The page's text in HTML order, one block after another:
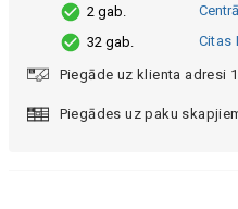
2 gab.
32 gab.
Citas
Piegāde uz klienta adresi
Piegādes uz paku